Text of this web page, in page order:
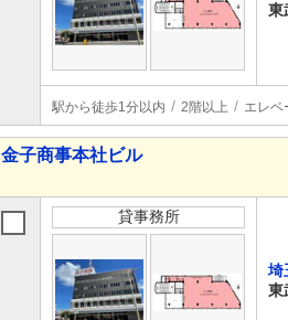
東
駅から徒歩1分以内 2階以上 エレベ
金子商事本社ビル
貸事務所
埼
東